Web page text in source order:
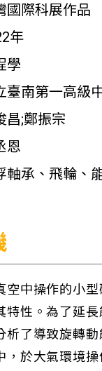
國際科展作品
年
學
臺南第一高級
昌;鄭振宗
恩
軸承、飛輪、
空中操作的小
特性。為了延長
析了導致旋轉動
，於大氣環境